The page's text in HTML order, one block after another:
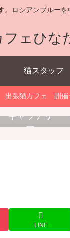
ロシアンブルー
猫スタッフ
出張猫カフェ 開催
キャッテリ
ー
LINE